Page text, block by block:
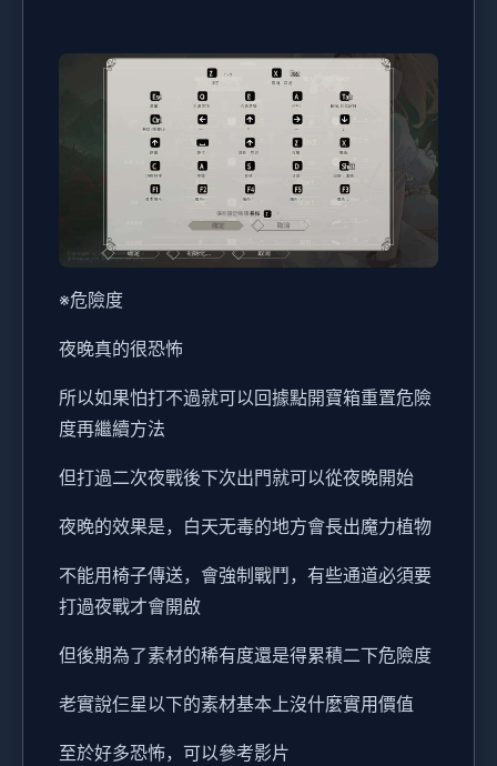
※危險度
夜晚真的很恐怖
所以如果怕打不過就可以回據點開寶箱重置危險
度再繼續方法
但打過二次夜戰後下次出門就可以從夜晚開始
夜晚的效果是，白天无毒的地方會長出魔力植物
不能用椅子傳送，會強制戰鬥，有些通道必須要
打過夜戰才會開啟
但後期為了素材的稀有度還是得累積二下危險度
老實說仨星以下的素材基本上沒什麼實用價值
至於好多恐怖，可以參考影片